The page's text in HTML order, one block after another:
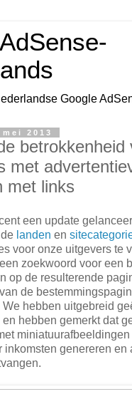
Google
2013
betrokkenheid
met
met links
een update
landen en
voor onze uitgevers te
zoekwoord voor een
op de resulterende
de
hebben uitgebreid
hebben gemerkt dat
inkomsten genereren en